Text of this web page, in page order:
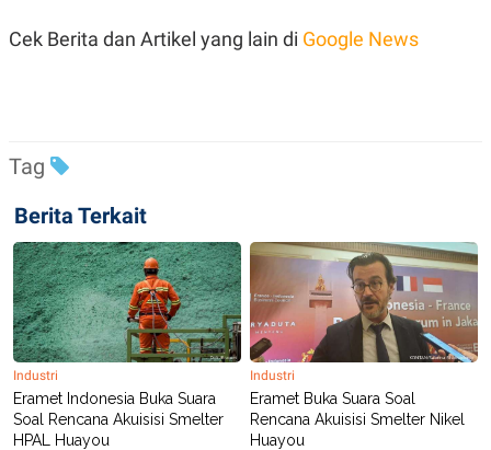
EA
S
I
G
K
G
M
E
D
I
A
.
I
D
Cek Berita dan Artikel yang lain di Google News
Tag
Berita Terkait
Industri
Eramet Indonesia Buka Suara
Soal Rencana Akuisisi Smelter
HPAL Huayou
Industri
Eramet Buka Suara Soal
Rencana Akuisisi Smelter Nikel
Huayou